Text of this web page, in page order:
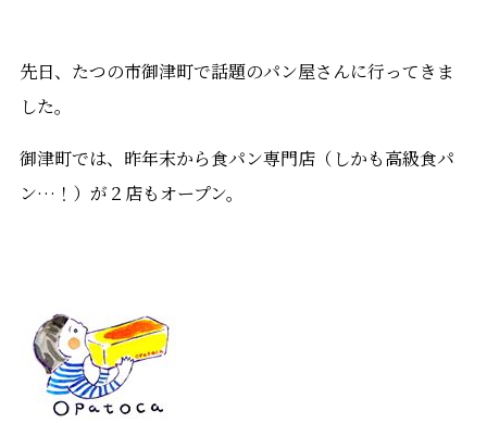
先日、たつの市御津町で話題のパン屋さんに行ってきま
した。
御津町では、昨年末から食パン専門店（しかも高級食パ
ン…！）が２店もオープン。